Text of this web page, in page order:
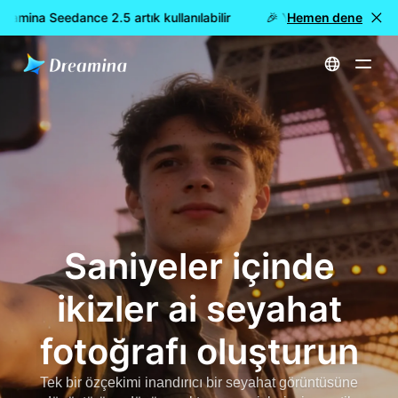
Seedance 2.5 artık kullanılabilir 🎉 Yeni model
Hemen dene
Ana Sayfa
Saniyeler içinde
ikizler ai seyahat
fotoğrafı oluşturun
Tek bir özçekimi inandırıcı bir seyahat görüntüsüne